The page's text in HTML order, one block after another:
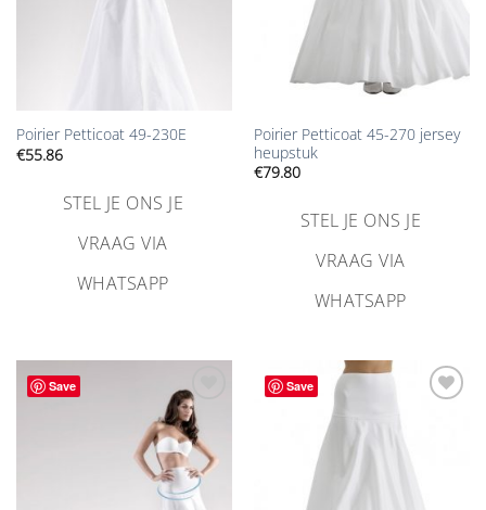
Poirier Petticoat 49-230E
€55.86
STEL JE ONS JE
VRAAG VIA
WHATSAPP
Poirier Petticoat 45-270 jersey
heupstuk
€79.80
STEL JE ONS JE
VRAAG VIA
WHATSAPP
Save
Aan
verlanglijst
toevoegen
Save